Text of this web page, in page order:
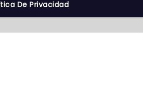
De Privacidad